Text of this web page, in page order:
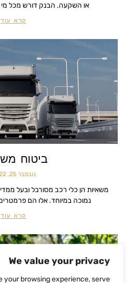
We value your privacy
your browsing experience, serve
או השקעה. הבנק דורש מכל מי
קרא עוד
ביטוח
נובמבר 25, 2022
משאיות הן כלי רכב מסורבל ובעל
נמוכה במיוחד. אלו הם
קרא עוד